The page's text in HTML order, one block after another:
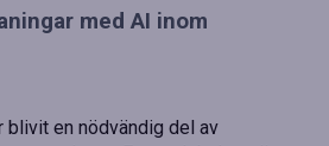
med AI inom
en nödvändig del av